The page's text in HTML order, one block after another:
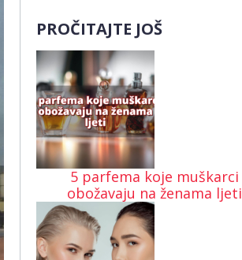
PROČITAJTE JOŠ
5 parfema koje muškarci
obožavaju na ženama ljeti